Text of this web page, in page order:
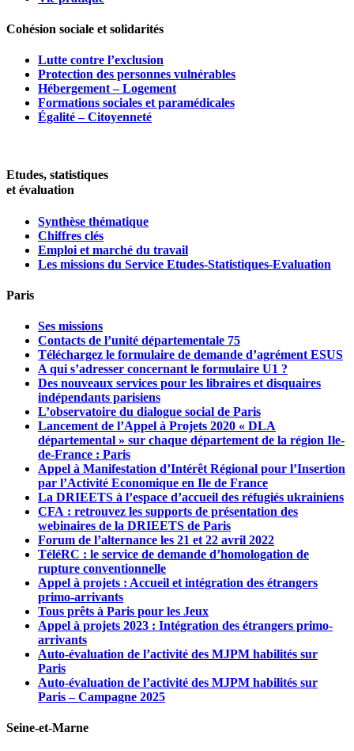
Cohésion sociale et solidarités
Lutte contre l’exclusion
Protection des personnes vulnérables
Hébergement – Logement
Formations sociales et paramédicales
Égalité – Citoyenneté
Etudes, statistiques
et évaluation
Synthèse thématique
Chiffres clés
Emploi et marché du travail
Les missions du Service Etudes-Statistiques-Evaluation
Paris
Ses missions
Contacts de l’unité départementale 75
Téléchargez le formulaire de demande d’agrément ESUS
A qui s’adresser concernant le formulaire U1 ?
Des nouveaux services pour les libraires et disquaires
indépendants parisiens
L’observatoire du dialogue social de Paris
Lancement de l’Appel à Projets 2020 « DLA
départemental » sur chaque département de la région Ile-
de-France : Paris
Appel à Manifestation d’Intérêt Régional pour l’Insertion
par l’Activité Economique en Ile de France
La DRIEETS à l’espace d’accueil des réfugiés ukrainiens
CFA : retrouvez les supports de présentation des
webinaires de la DRIEETS de Paris
Forum de l’alternance les 21 et 22 avril 2022
TéléRC : le service de demande d’homologation de
rupture conventionnelle
Appel à projets : Accueil et intégration des étrangers
primo-arrivants
Tous prêts à Paris pour les Jeux
Appel à projets 2023 : Intégration des étrangers primo-
arrivants
Auto-évaluation de l’activité des MJPM habilités sur
Paris
Auto-évaluation de l’activité des MJPM habilités sur
Paris – Campagne 2025
Seine-et-Marne